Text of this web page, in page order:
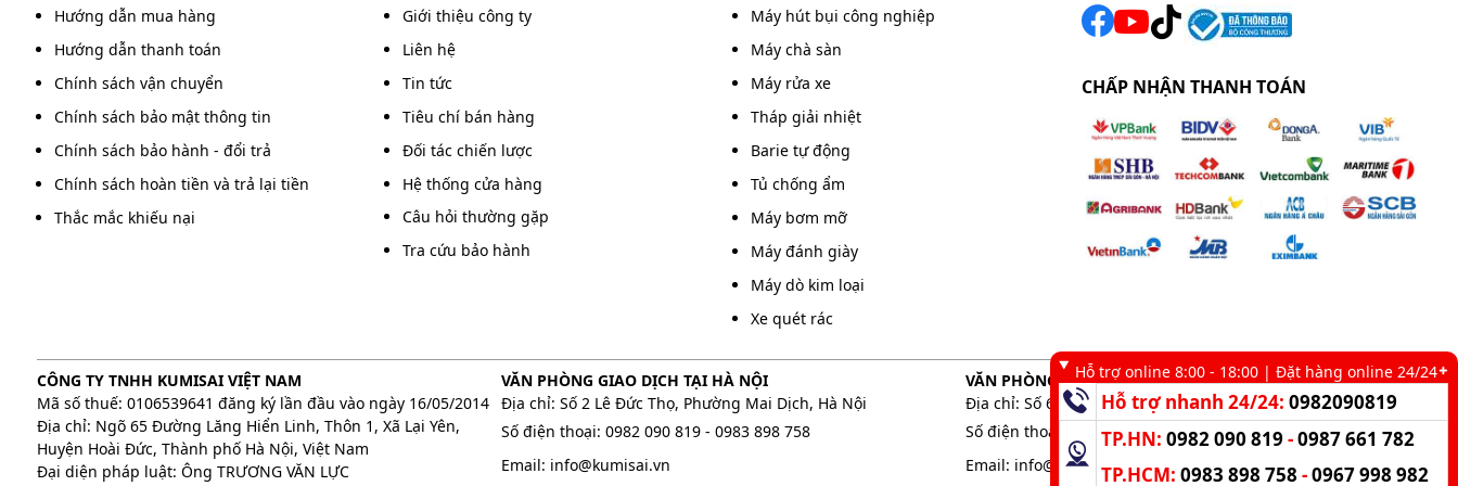
Bên cạnh đó, động cơ 1000% lõi đồng và quạt tháp công suất 5Hp cùng thiết kế hiện đại giúp tối ưu hóa
khí động học, tăng cường lưu thông không khí và cải thiện hiệu suất giải nhiệt.
Hướng dẫn mua hàng
Hướng dẫn thanh toán
Chính sách vận chuyển
Chính sách bảo mật thông tin
Chính sách bảo hành - đổi trả
Chính sách hoàn tiền và trả lại tiền
Thắc mắc khiếu nại
Giới thiệu công ty
Liên hệ
Tin tức
Tiêu chí bán hàng
Đối tác chiến lược
Hệ thống cửa hàng
Câu hỏi thường gặp
Tra cứu bảo hành
Máy hút bụi công nghiệp
Máy chà sàn
Máy rửa xe
Tháp giải nhiệt
Barie tự động
Tủ chống ẩm
Máy bơm mỡ
Máy đánh giày
Máy dò kim loại
Xe quét rác
CHẤP NHẬN THANH TOÁN
CÔNG TY TNHH KUMISAI VIỆT NAM
Mã số thuế: 0106539641 đăng ký lần đầu vào ngày 16/05/2014
Địa chỉ: Ngõ 65 Đường Lăng Hiển Linh, Thôn 1, Xã Lại Yên,
Huyện Hoài Đức, Thành phố Hà Nội, Việt Nam
Đại diện pháp luật: Ông TRƯƠNG VĂN LỰC
VĂN PHÒNG GIAO DỊCH TẠI HÀ NỘI
Địa chỉ: Số 2 Lê Đức Thọ, Phường Mai Dịch, Hà Nội
Số điện thoại: 0982 090 819- 0983 898 758
Email: info@kumisai.vn
VĂN PHÒNG GIAO DỊCH TẠI TP. HCM
Địa chỉ: Số 6 kênh 19/5, Phường Tân Sơn Nhì, TP. HCM
Số điện thoại:
0983 898 758 -0982 090 819
Email: info@kumisai.vn
Hỗ trợ online 8:00 - 18:00 | Đặt hàng online 24/24
Hỗ trợ nhanh 24/24:0982090819
TP.HN:0982 090 819 -0987 661 782
TP.HCM:0983 898 758 -0967 998 982